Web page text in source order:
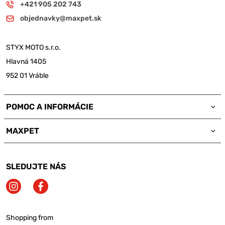
+421 905 202 743
objednavky@maxpet.sk
STYX MOTO s.r.o.
Hlavná 1405
952 01 Vráble
POMOC A INFORMÁCIE
MAXPET
SLEDUJTE NÁS
Shopping from